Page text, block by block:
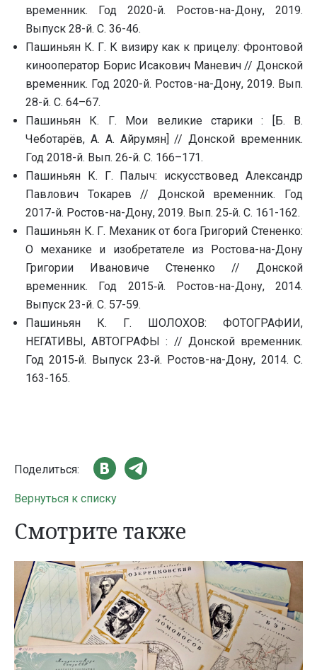
временник. Год 2020-й. Ростов-на-Дону, 2019.
Выпуск 28-й. С. 36-46.
Пашиньян К. Г. К визиру как к прицелу: Фронтовой
кинооператор Борис Исакович Маневич // Донской
временник. Год 2020-й. Ростов-на-Дону, 2019. Вып.
28-й. С. 64–67.
Пашиньян К. Г. Мои великие старики : [Б. В.
Чеботарёв, А. А. Айрумян] // Донской временник.
Год 2018-й. Вып. 26-й. С. 166–171.
Пашиньян К. Г. Палыч: искусствовед Александр
Павлович Токарев // Донской временник. Год
2017-й. Ростов-на-Дону, 2019. Вып. 25‑й. С. 161-162.
Пашиньян К. Г. Механик от бога Григорий Стененко:
О механике и изобретателе из Ростова-на-Дону
Григории Ивановиче Стененко // Донской
временник. Год 2015‑й. Ростов-на-Дону, 2014.
Выпуск 23-й. С. 57-59.
Пашиньян К. Г. ШОЛОХОВ: ФОТОГРАФИИ,
НЕГАТИВЫ, АВТОГРАФЫ : // Донской временник.
Год 2015‑й. Выпуск 23‑й. Ростов-на-Дону, 2014. С.
163-165.
Поделиться:
Вернуться к списку
Смотрите также